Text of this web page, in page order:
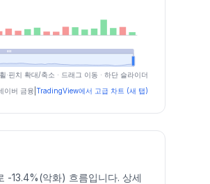
휠·핀치 확대/축소 · 드래그 이동 · 하단 슬라이더
이버 금융 TradingView에서 고급 차트 (새 탭)
-13.4%(악화) 흐름입니다. 상세